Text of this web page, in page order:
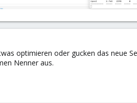
optimieren oder gucken das neue
Nenner aus.